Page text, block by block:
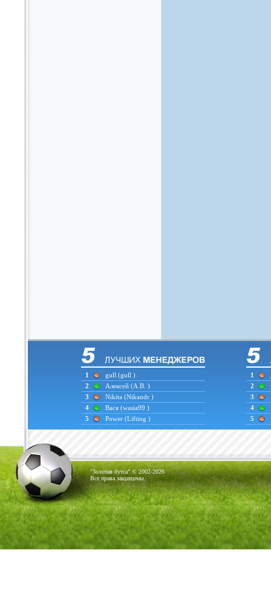
1 gull (gull )
2
Алексей (А.В. )
3
Nikita (Nikandr )
4
Вася (wasia99 )
5
Power (Lifting )
1
2
3
4
5
"Золотая бутса" © 2002-2026
Все права защищены.